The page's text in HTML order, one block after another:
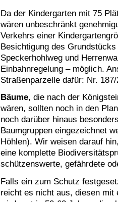
Da der Kindergarten mit 75
wären unbeschränkt
Verkehrs einer
Besichtigung des
Speckerhohlweg und
Einbahnregelung – möglich.
Straßenparzelle dafür: Nr.
Bäume, die nach der
wären, sollten noch in den
noch darüber hinaus
Baumgruppen eingezeichnet
Höhlen). Wir weisen darauf
eine komplette
schützenswerte, gefährdete
Falls ein zum Schutz
reicht es nicht aus, diesen mit